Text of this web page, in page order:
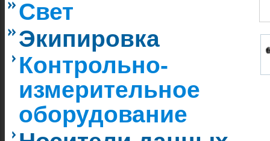
Свет
Экипировка
Контрольно-
измерительное
оборудование